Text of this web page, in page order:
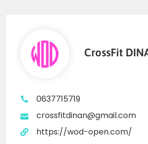
CrossFit
0637715719
crossfitdinan@gmail.com
https://wod-open.com/